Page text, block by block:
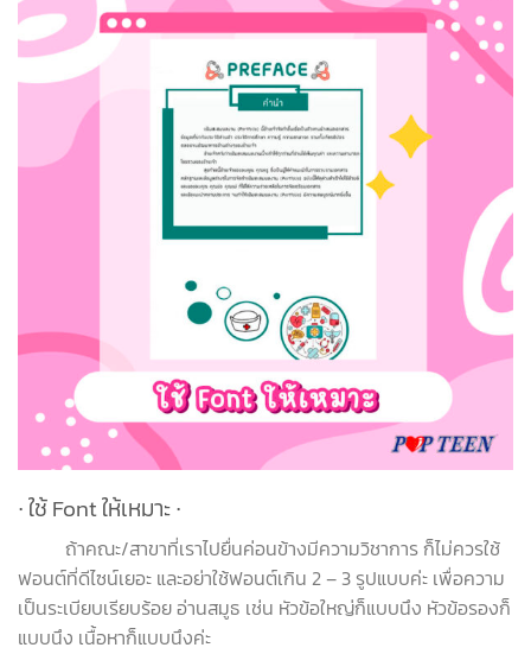
∙ ใช้ Font ให้เหมาะ∙
ถ้าคณะ/สาขาที่เราไปยื่นค่อนข้างมีความวิชาการ ก็ไม่ควรใช้
ฟอนต์ที่ดีไซน์เยอะ และอย่าใช้ฟอนต์เกิน 2 – 3 รูปแบบค่ะ เพื่อความ
เป็นระเบียบเรียบร้อย อ่านสมูธ เช่น หัวข้อใหญ่ก็แบบนึง หัวข้อรองก็
แบบนึง เนื้อหาก็แบบนึงค่ะ